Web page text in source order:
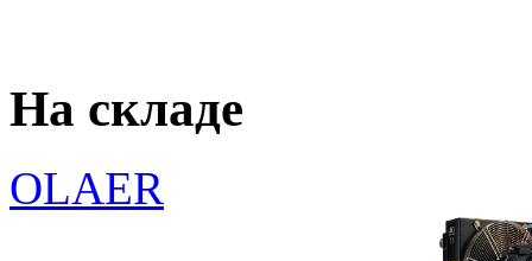
На складе
OLAER